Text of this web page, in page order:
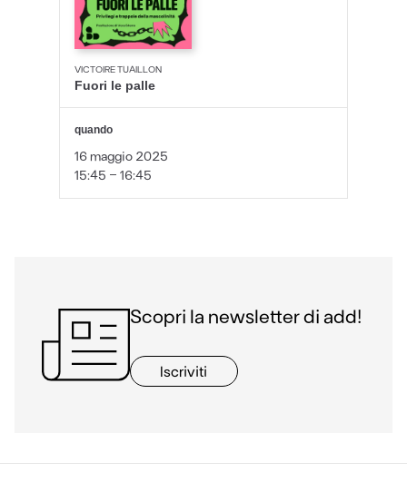
VICTOIRE TUAILLON
Fuori le palle
quando
16 maggio 2025
15:45 - 16:45
Scopri la newsletter di add!
Iscriviti